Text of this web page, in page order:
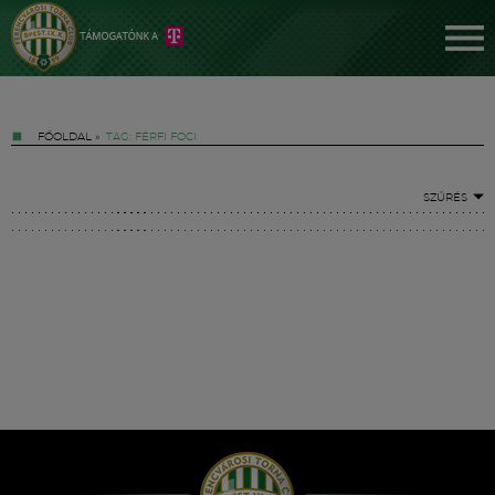
FŐOLDAL » TAG: FÉRFI FOCI
SZŰRÉS
Hírek